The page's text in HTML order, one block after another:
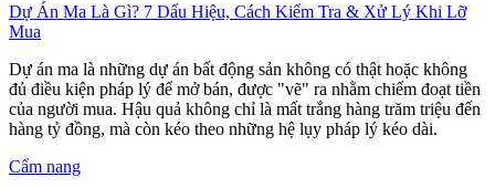
Dự Án Ma Là Gì? 7 Dấu Hiệu, Cách Kiểm Tra & Xử Lý Khi Lỡ
Mua
Dự án ma là những dự án bất động sản không có thật hoặc không
đủ điều kiện pháp lý để mở bán, được "vẽ" ra nhằm chiếm đoạt tiền
của người mua. Hậu quả không chỉ là mất trắng hàng trăm triệu đến
hàng tỷ đồng, mà còn kéo theo những hệ lụy pháp lý kéo dài.
Cẩm nang